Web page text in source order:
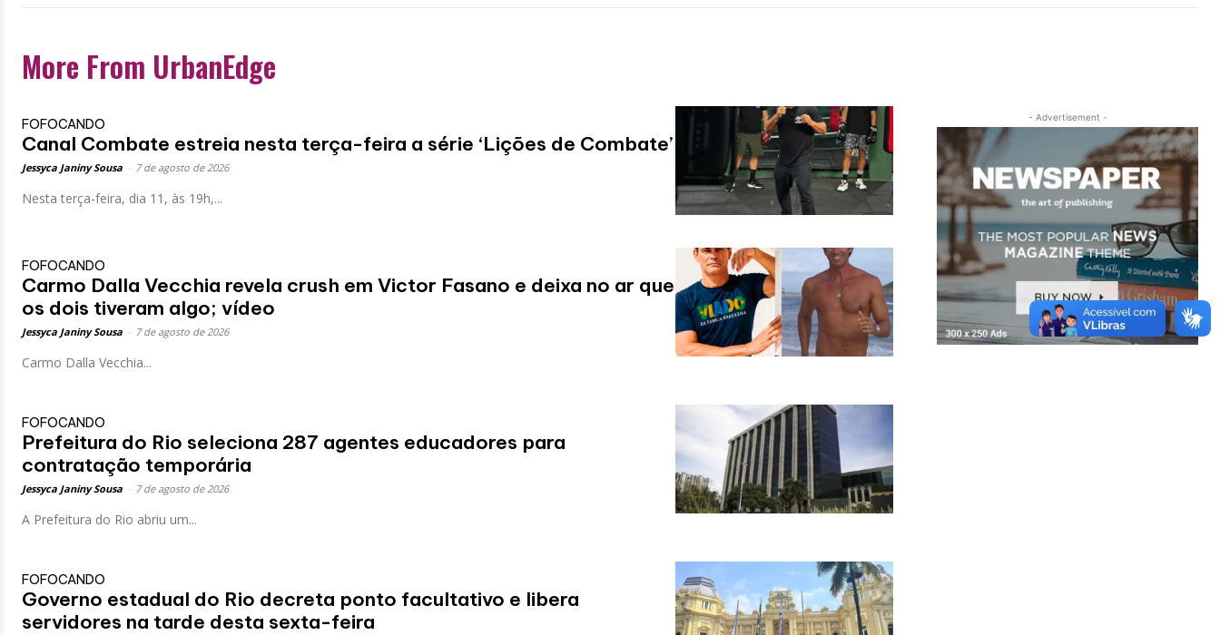
More From UrbanEdge
FOFOCANDO
Canal Combate estreia nesta terça-feira a série ‘Lições de Combate’
Jessyca Janiny Sousa 7 de agosto de 2026
Nesta terça-feira, dia 11, às 19h,...
FOFOCANDO
Carmo Dalla Vecchia revela crush em Victor Fasano e deixa no ar que
os dois tiveram algo; vídeo
Jessyca Janiny Sousa 7 de agosto de 2026
Carmo Dalla Vecchia...
FOFOCANDO
Prefeitura do Rio seleciona 287 agentes educadores para
contratação temporária
Jessyca Janiny Sousa 7 de agosto de 2026
A Prefeitura do Rio abriu um...
FOFOCANDO
Governo estadual do Rio decreta ponto facultativo e libera
servidores na tarde desta sexta-feira
- Advertisement -